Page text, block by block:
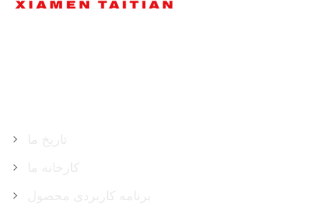
تاریخ ما
کارخانه ما
برنامه کاربردی محصول